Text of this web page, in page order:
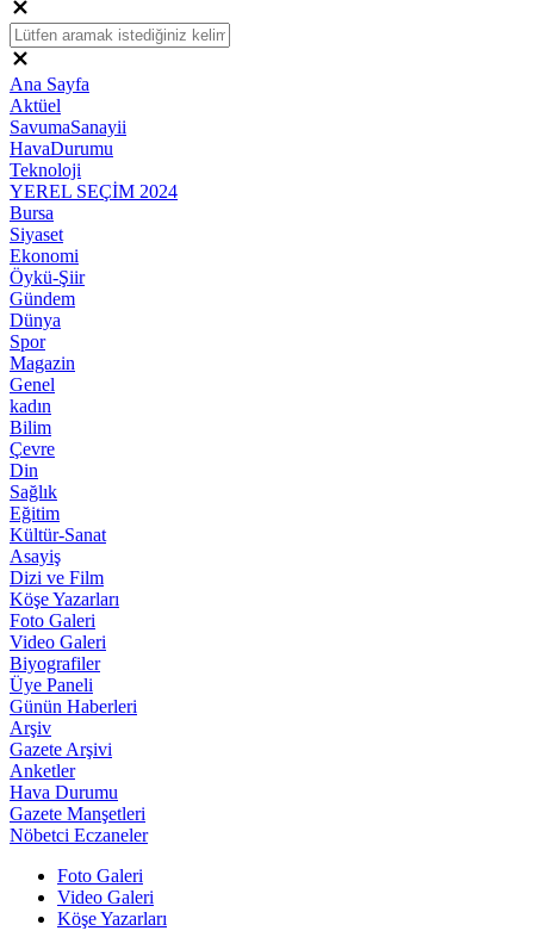
Ana Sayfa
Aktüel
SavumaSanayii
HavaDurumu
Teknoloji
YEREL SEÇİM 2024
Bursa
Siyaset
Ekonomi
Öykü-Şiir
Gündem
Dünya
Spor
Magazin
Genel
kadın
Bilim
Çevre
Din
Sağlık
Eğitim
Kültür-Sanat
Asayiş
Dizi ve Film
Köşe Yazarları
Foto Galeri
Video Galeri
Biyografiler
Üye Paneli
Günün Haberleri
Arşiv
Gazete Arşivi
Anketler
Hava Durumu
Gazete Manşetleri
Nöbetci Eczaneler
Foto Galeri
Video Galeri
Köşe Yazarları